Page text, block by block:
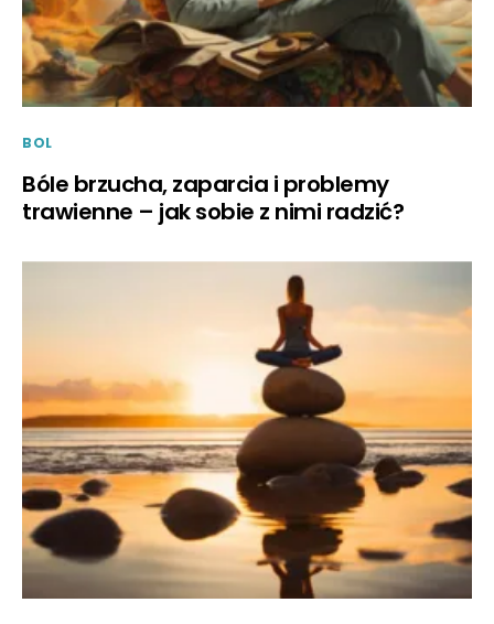
BOL
Bóle brzucha, zaparcia i problemy
trawienne – jak sobie z nimi radzić?